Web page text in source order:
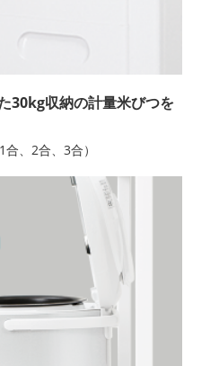
30kg収納の計量米びつを
、2合、3合）